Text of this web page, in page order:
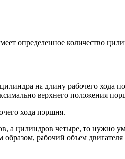
определенное количество
на длину рабочего хода
верхнего положения
хода поршня.
а цилиндров четыре, то нужно
рабочий объем двигателя